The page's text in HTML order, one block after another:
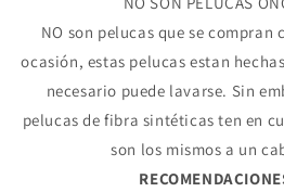
NO son pelucas que se compran
ocasión, estas pelucas estan
necesario puede lavarse. Sin
pelucas de fibra sintéticas ten en
son los mismos a un